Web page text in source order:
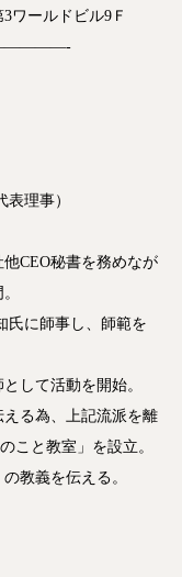
ールドビル9Ｆ
理事）
CEO秘書を務めなが
氏に師事し、師範を
として活動を開始。
る為、上記流派を離
こと教室」を設立。
の教義を伝える。